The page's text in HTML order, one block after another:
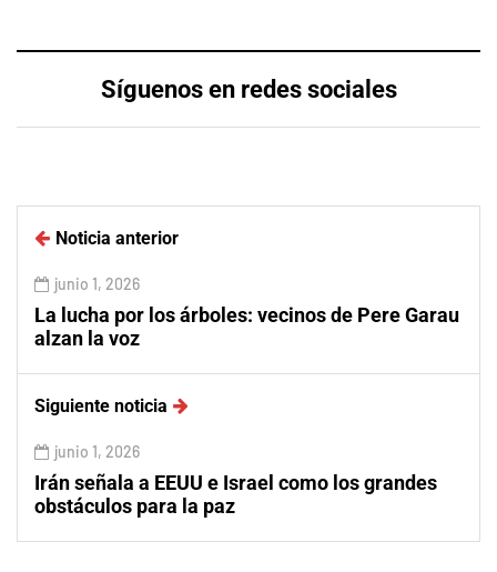
Síguenos en redes sociales
Noticia anterior
junio 1, 2026
La lucha por los árboles: vecinos de Pere Garau
alzan la voz
Siguiente noticia
junio 1, 2026
Irán señala a EEUU e Israel como los grandes
obstáculos para la paz